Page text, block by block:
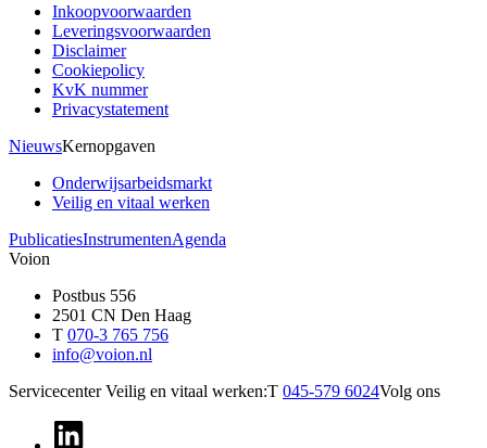
Inkoopvoorwaarden
Leveringsvoorwaarden
Disclaimer
Cookiepolicy
KvK nummer
Privacystatement
NieuwsKernopgaven
Onderwijsarbeidsmarkt
Veilig en vitaal werken
PublicatiesInstrumentenAgenda
Voion
Postbus 556
2501 CN Den Haag
T 070-3 765 756
info@voion.nl
Servicecenter Veilig en vitaal werken:T 045-579 6024Volg ons